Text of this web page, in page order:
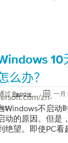
zh-
10
么办？
过 Reggie 一月
Windows不启动
动的原因。但是
绝望。即使PC